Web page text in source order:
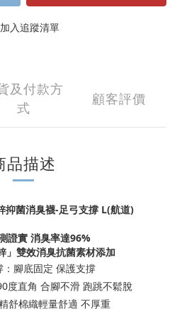
加入追蹤清單
及付款方
式
顧客評價
品描述
抑菌消臭襪-足弓支撐 L(航道)
證實 消臭率達96%
」雙效消臭抗菌素材添加
：腳底固定 保護支撐
度直角 合腳不滑 跑跳不鬆脫
舒棉織輕量舒適 不厚重